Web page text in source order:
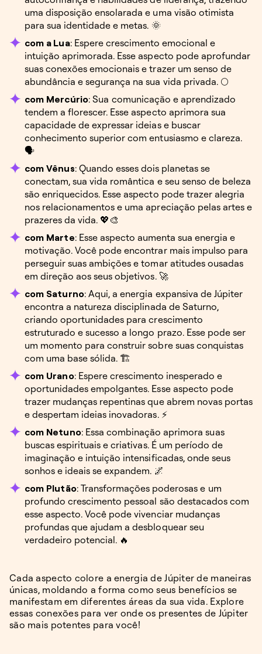
uma disposição ensolarada e uma visão otimista
para sua identidade e metas. 🌞
com a Lua: Espere crescimento emocional e
intuição aprimorada. Esse aspecto pode aprofundar
suas conexões emocionais e trazer um senso de
abundância e segurança na sua vida privada. 🌕
com Mercúrio: Sua comunicação e aprendizado
tendem a florescer. Esse aspecto aprimora sua
capacidade de expressar ideias e buscar
conhecimento superior com entusiasmo e clareza.
🗣️
com Vênus: Quando esses dois planetas se
conectam, sua vida romântica e seu senso de beleza
são enriquecidos. Esse aspecto pode trazer alegria
nos relacionamentos e uma apreciação pelas artes e
prazeres da vida. 💖🎨
com Marte: Esse aspecto aumenta sua energia e
motivação. Você pode encontrar mais impulso para
perseguir suas ambições e tomar atitudes ousadas
em direção aos seus objetivos. 🚀
com Saturno: Aqui, a energia expansiva de Júpiter
encontra a natureza disciplinada de Saturno,
criando oportunidades para crescimento
estruturado e sucesso a longo prazo. Esse pode ser
um momento para construir sobre suas conquistas
com uma base sólida. 🏗️
com Urano: Espere crescimento inesperado e
oportunidades empolgantes. Esse aspecto pode
trazer mudanças repentinas que abrem novas portas
e despertam ideias inovadoras. ⚡
com Netuno: Essa combinação aprimora suas
buscas espirituais e criativas. É um período de
imaginação e intuição intensificadas, onde seus
sonhos e ideais se expandem. 🌌
com Plutão: Transformações poderosas e um
profundo crescimento pessoal são destacados com
esse aspecto. Você pode vivenciar mudanças
profundas que ajudam a desbloquear seu
verdadeiro potencial. 🔥
Cada aspecto colore a energia de Júpiter de maneiras
únicas, moldando a forma como seus benefícios se
manifestam em diferentes áreas da sua vida. Explore
essas conexões para ver onde os presentes de Júpiter
são mais potentes para você!